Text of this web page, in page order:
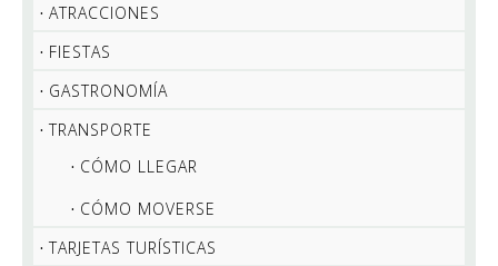
ATRACCIONES
FIESTAS
GASTRONOMÍA
TRANSPORTE
CÓMO LLEGAR
CÓMO MOVERSE
TARJETAS TURÍSTICAS